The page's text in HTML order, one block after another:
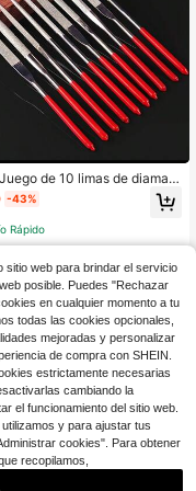
Juego de 10 limas de diamant
Cerámica de alta precisión,
de madera y joyería, cerámic
madera, pulido de jo
Para grabado y proyectos p
para tareas delicadas
-43%
Rápido
web para brindar el servicio
posible. Puedes "Rechazar
en cualquier momento a tu
todas las cookies opcionales,
mejoradas y personalizar
de compra con SHEIN.
estrictamente necesarias
cambiando la
el funcionamiento del sitio web.
y para ajustar tus
cookies". Para obtener
recopilamos,